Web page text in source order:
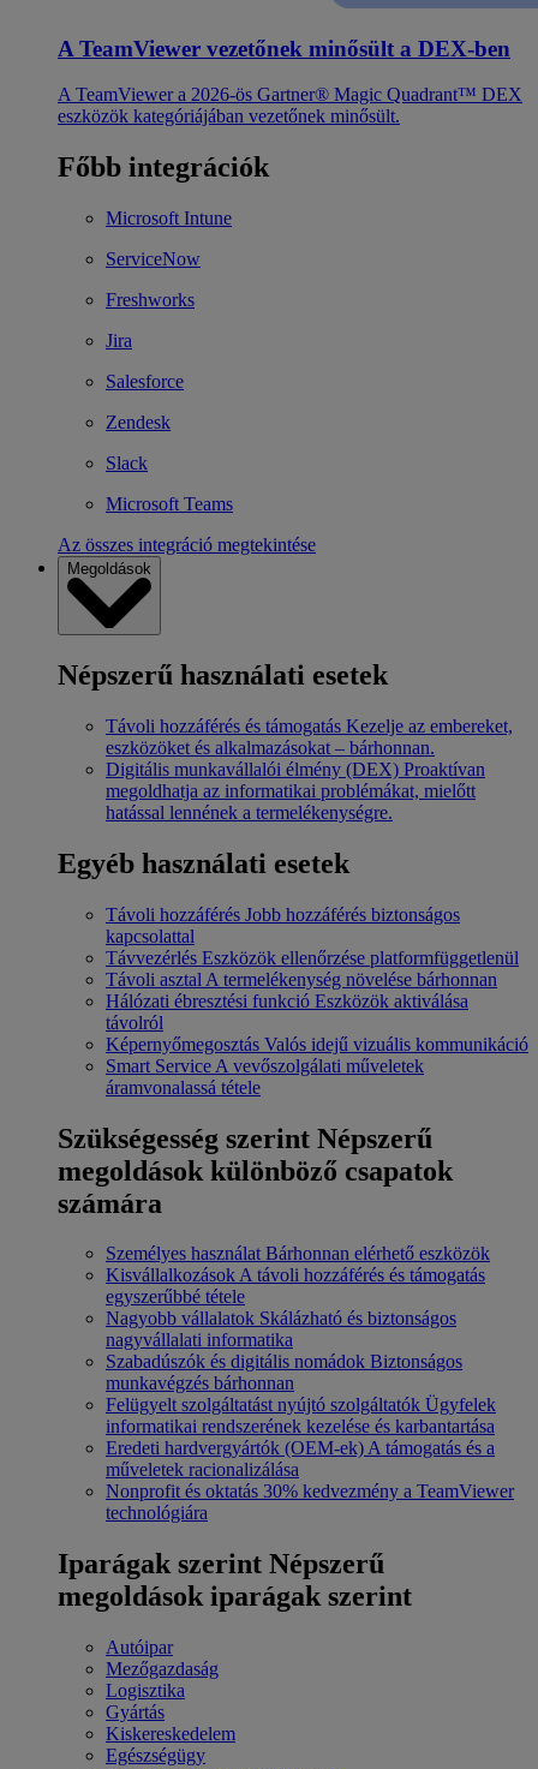
A TeamViewer vezetőnek minősült a DEX-ben
A TeamViewer a 2026-ös Gartner® Magic Quadrant™ DEX
eszközök kategóriájában vezetőnek minősült.
Főbb integrációk
Microsoft Intune
ServiceNow
Freshworks
Jira
Salesforce
Zendesk
Slack
Microsoft Teams
Az összes integráció megtekintése
Megoldások
Népszerű használati esetek
Távoli hozzáférés és támogatás Kezelje az embereket,
eszközöket és alkalmazásokat – bárhonnan.
Digitális munkavállalói élmény (DEX) Proaktívan
megoldhatja az informatikai problémákat, mielőtt
hatással lennének a termelékenységre.
Egyéb használati esetek
Távoli hozzáférés Jobb hozzáférés biztonságos
kapcsolattal
Távvezérlés Eszközök ellenőrzése platformfüggetlenül
Távoli asztal A termelékenység növelése bárhonnan
Hálózati ébresztési funkció Eszközök aktiválása
távolról
Képernyőmegosztás Valós idejű vizuális kommunikáció
Smart Service A vevőszolgálati műveletek
áramvonalassá tétele
Szükségesség szerint Népszerű
megoldások különböző csapatok
számára
Személyes használat Bárhonnan elérhető eszközök
KisvállalkozásokA távoli hozzáférés és támogatás
egyszerűbbé tétele
Nagyobb vállalatok Skálázható és biztonságos
nagyvállalati informatika
Szabadúszók és digitális nomádok Biztonságos
munkavégzés bárhonnan
Felügyelt szolgáltatást nyújtó szolgáltatók Ügyfelek
informatikai rendszerének kezelése és karbantartása
Eredeti hardvergyártók (OEM-ek)A támogatás és a
műveletek racionalizálása
Nonprofit és oktatás 30% kedvezmény a TeamViewer
technológiára
Iparágak szerint Népszerű
megoldások iparágak szerint
Autóipar
Mezőgazdaság
Logisztika
Gyártás
Kiskereskedelem
Egészségügy